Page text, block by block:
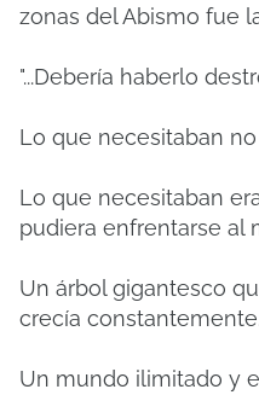
zonas del Abismo fue
"...Debería haberlo
Lo que necesitaban
Lo que necesitaban
pudiera enfrentarse al
Un árbol gigantesco
crecía
Un mundo ilimitado y